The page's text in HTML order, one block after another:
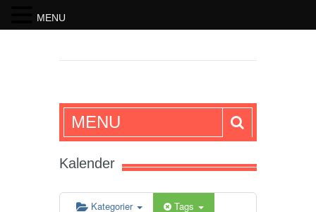
SKRIFTEN
MENU
Kalender
Kategorier Tags
MENU